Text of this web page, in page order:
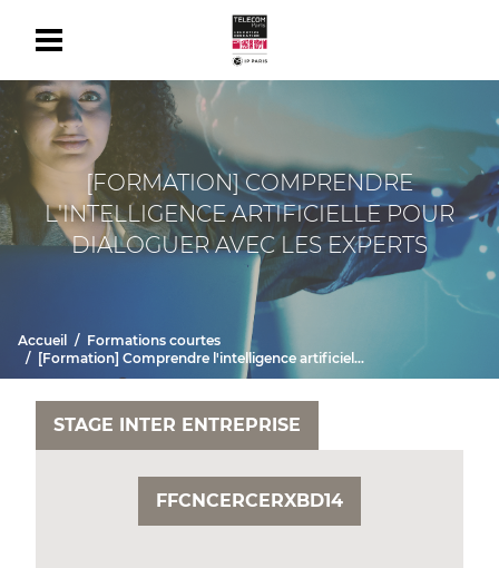
[FORMATION] COMPRENDRE
L'INTELLIGENCE ARTIFICIELLE POUR
DIALOGUER AVEC LES EXPERTS
Accueil
Formations courtes
[Formation] Comprendre l'intelligence artificielle pour dialoguer avec les experts
FFCNCERCERXBD14
STAGE INTER ENTREPRISE